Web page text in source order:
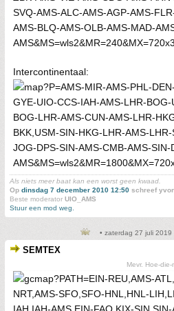
Intercontinentaal:
Als niets meer baat kan een worst geen kwaad.
Op dinsdag 7 december 2010 12:50 schreef
Beste moderator UIO_AMS
Stuur een mod weg.
• zaterdag 27 juli 2019
SEMTEX
Mevr. Hoe-die-